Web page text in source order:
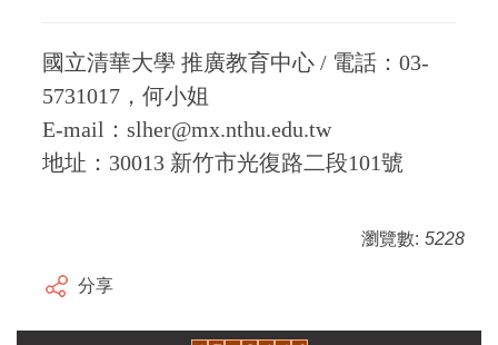
國立清華大學 推廣教育中心 / 電話：03-
5731017，何小姐
E-mail：slher@mx.nthu.edu.tw
地址：30013 新竹市光復路二段101號
瀏覽數: 5228
分享